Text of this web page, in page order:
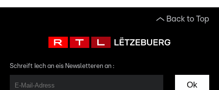
Back to Top
Schreift Iech an eis Newsletteren an :
Ok